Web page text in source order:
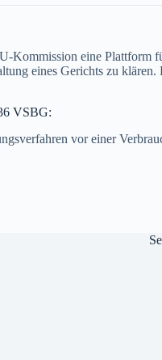
Kommission eine Plattform
eines Gerichts zu
VSBG:
vor einer